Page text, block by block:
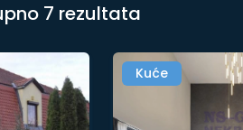
7 rezultata
Kuće